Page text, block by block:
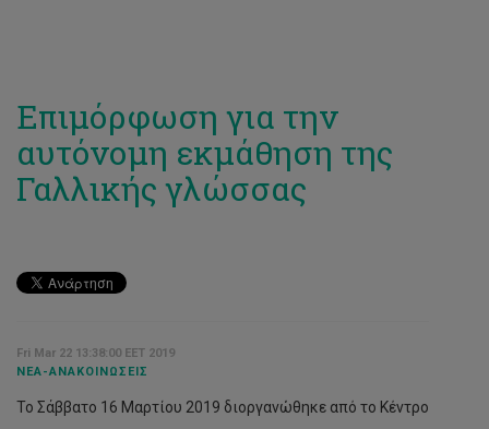
Επιμόρφωση για την
αυτόνομη εκμάθηση της
Γαλλικής γλώσσας
Fri Mar 22 13:38:00 EET 2019
ΝΈΑ-ΑΝΑΚΟΙΝΏΣΕΙΣ
Το Σάββατο 16 Μαρτίου 2019 διοργανώθηκε από το Κέντρο